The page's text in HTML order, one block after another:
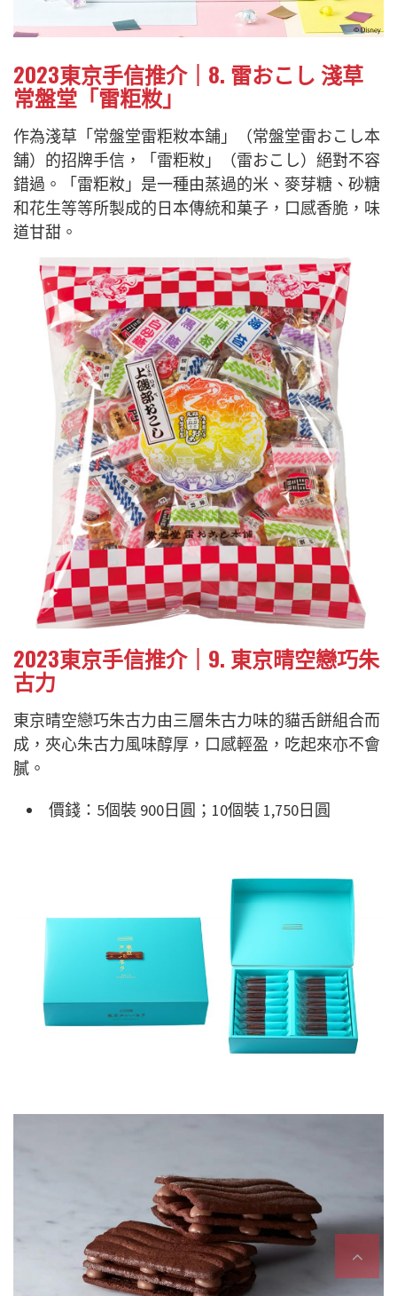
2023東京手信推介｜8. 雷おこし 淺草
常盤堂「雷粔籹」
作為淺草「常盤堂雷粔籹本舗」（常盤堂雷おこし本
舗）的招牌手信，「雷粔籹」（雷おこし）絕對不容
錯過。「雷粔籹」是一種由蒸過的米、麥芽糖、砂糖
和花生等等所製成的日本傳統和菓子，口感香脆，味
道甘甜。
2023東京手信推介｜9. 東京晴空戀巧朱
古力
東京晴空戀巧朱古力由三層朱古力味的貓舌餅組合而
成，夾心朱古力風味醇厚，口感輕盈，吃起來亦不會
膩。
價錢：5個裝 900日圓；10個裝 1,750日圓